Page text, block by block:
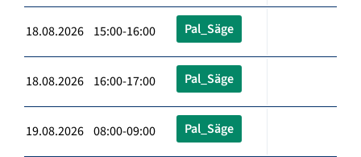
18.08.2026 15:00-16:00 Pal_Säge
18.08.2026 16:00-17:00 Pal_Säge
19.08.2026 08:00-09:00 Pal_Säge